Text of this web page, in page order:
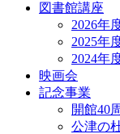
図書館講座
2026年
2025年
2024年
映画会
記念事業
開館40
公津の